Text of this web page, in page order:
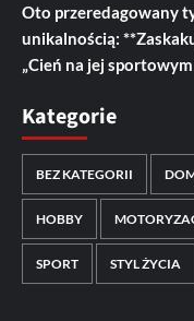
Oto przeredagowany
unikalnością:
„Cień na jej
Kategorie
BEZ KATEGORII
HOBBY
SPORT STYL ŻYCIA